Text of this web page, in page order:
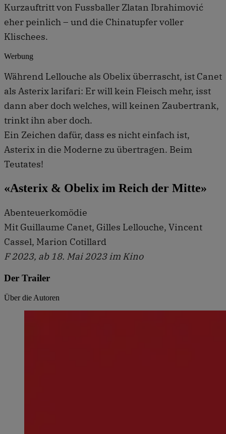
Kurzauftritt von Fussballer Zlatan Ibrahimović
eher peinlich – und die Chinatupfer voller
Klischees.
Werbung
Während Lellouche als Obelix überrascht, ist Canet
als Asterix larifari: Er will kein Fleisch mehr, isst
dann aber doch welches, will keinen Zaubertrank,
trinkt ihn aber doch.
Ein Zeichen dafür, dass es nicht einfach ist,
Asterix in die Moderne zu übertragen. Beim
Teutates!
«Asterix & Obelix im Reich der Mitte»
Abenteuerkomödie
Mit Guillaume Canet, Gilles Lellouche, Vincent
Cassel, Marion Cotillard
F 2023, ab 18. Mai 2023 im Kino
Der Trailer
Über die Autoren